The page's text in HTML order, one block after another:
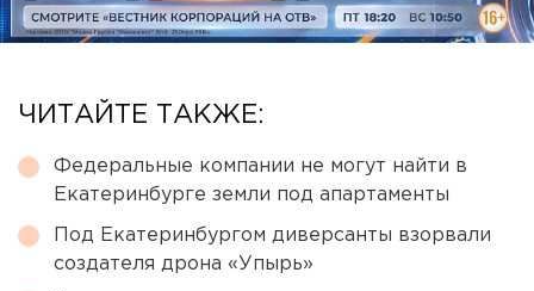
ЧИТАЙТЕ ТАКЖЕ:
Федеральные компании не могут найти в
Екатеринбурге земли под апартаменты
Под Екатеринбургом диверсанты взорвали
создателя дрона «Упырь»